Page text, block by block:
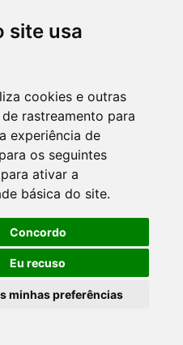
site usa
cookies e outras
rastreamento para
experiência de
os seguintes
para ativar a
básica do site.
Concordo
Eu recuso
minhas preferências